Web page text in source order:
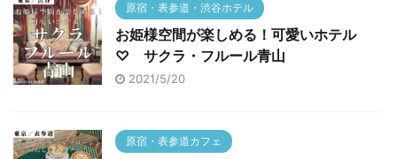
原宿・表参道・渋谷ホテル
お姫様空間が楽しめる！可愛いホテル
♡ サクラ・フルール青山
2021/5/20
原宿・表参道カフェ